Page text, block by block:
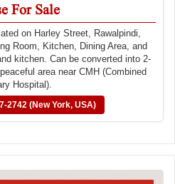
For Sale
on Harley Street, Rawalpindi,
Room, Kitchen, Dining Area, and
kitchen. Can be converted into 2-
area near CMH (Combined
Hospital).
2742 (New York, USA)